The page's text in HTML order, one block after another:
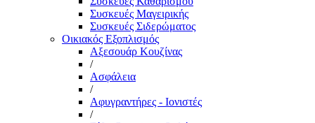
Συσκευές Μαγειρικής
Συσκευές Σιδερώματος
Οικιακός Εξοπλισμός
Αξεσουάρ Κουζίνας
/
Ασφάλεια
/
Αφυγραντήρες - Ιονιστές
/